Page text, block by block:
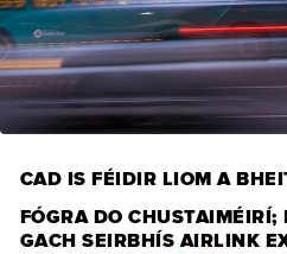
CAD IS FÉIDIR LIOM A
FÓGRA DO CHUSTAIMÉIRÍ;
GACH SEIRBHÍS AIRLINK